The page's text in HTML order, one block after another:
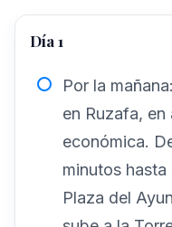
Día 1
Por la
en Ruzafa, en
económica.
minutos
Plaza del